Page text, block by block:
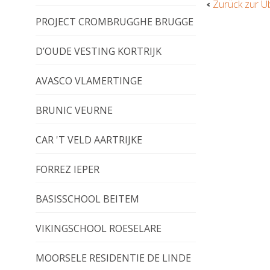
PROJECT CROMBRUGGHE BRUGGE
D’OUDE VESTING KORTRIJK
AVASCO VLAMERTINGE
BRUNIC VEURNE
CAR 'T VELD AARTRIJKE
FORREZ IEPER
BASISSCHOOL BEITEM
VIKINGSCHOOL ROESELARE
MOORSELE RESIDENTIE DE LINDE
Zurück zur